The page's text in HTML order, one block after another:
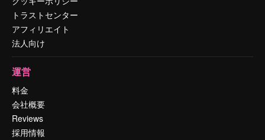
トラストセンター
アフィリエイト
法人向け
運営
料金
会社概要
Reviews
採用情報